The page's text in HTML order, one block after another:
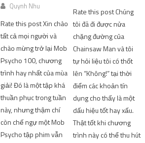
Quynh Nhu
Rate this post Xin chào
tất cả mọi người và
chào mừng trở lại Mob
Psycho 100, chương
trình hay nhất của mùa
giải! Đó là một tập khá
thuần phục trong tuần
này, nhưng thậm chí
còn chế ngự một Mob
Psycho tập phim vẫn
Rate this post Chúng
tôi đã đi được nửa
chặng đường của
Chainsaw Man và tôi
tự hỏi liệu tôi có thốt
lên “Không!” tại thời
điểm các khoản tín
dụng cho thấy là một
dấu hiệu tốt hay xấu.
Thật tốt khi chương
trình này có thể thu hút